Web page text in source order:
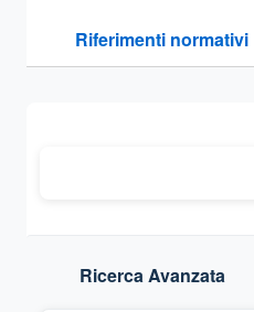
Riferimenti normativi
Sezione compressa
Ricerca Avanzata